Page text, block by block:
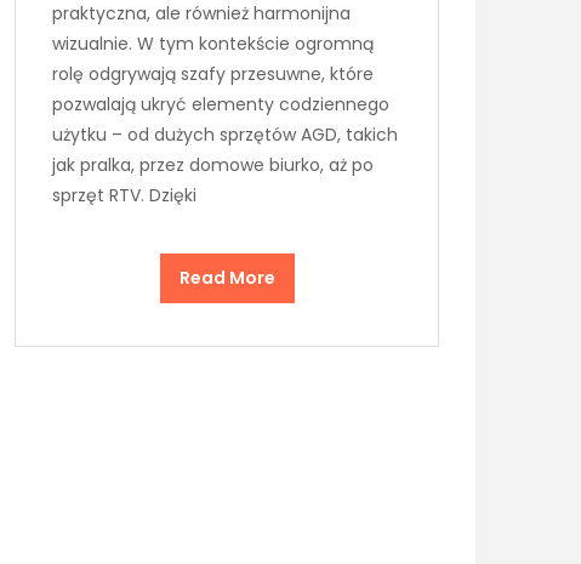
praktyczna, ale również harmonijna
wizualnie. W tym kontekście ogromną
rolę odgrywają szafy przesuwne, które
pozwalają ukryć elementy codziennego
użytku – od dużych sprzętów AGD, takich
jak pralka, przez domowe biurko, aż po
sprzęt RTV. Dzięki
Read More